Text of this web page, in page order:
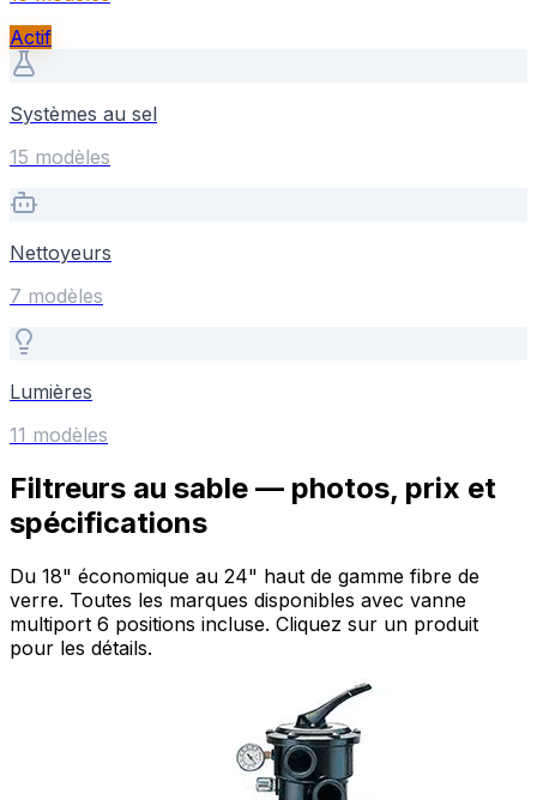
Actif
Systèmes au sel
15 modèles
Nettoyeurs
7 modèles
Lumières
11 modèles
Filtreurs au sable — photos, prix et
spécifications
Du 18" économique au 24" haut de gamme fibre de
verre. Toutes les marques disponibles avec vanne
multiport 6 positions incluse. Cliquez sur un produit
pour les détails.